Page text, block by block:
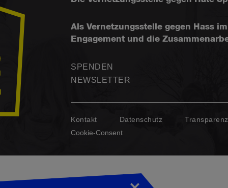
Als Vernetzungsstelle gegen Hass
Engagement und die
SPENDEN
NEWSLETTER
Kontakt Datenschutz
Transparenz
Cookie-Consent